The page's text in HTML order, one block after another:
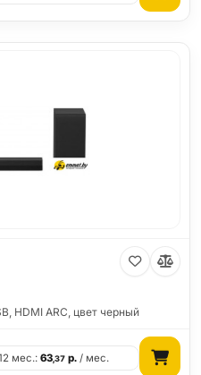
HDMI ARC, цвет черный
мес.:63,37 р. / мес.